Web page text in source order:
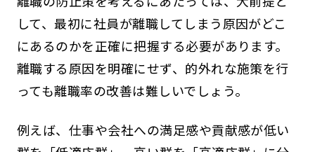
して、最初に社員が離職してしまう原因がどこ
にあるのかを正確に把握する必要があります。
離職する原因を明確にせず、的外れな施策を行
っても離職率の改善は難しいでしょう。
例えば、仕事や会社への満足感や貢献感が低い